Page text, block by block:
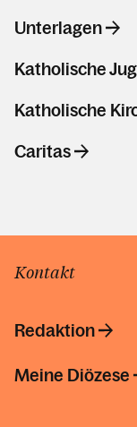
Unterlagen
Katholische
Katholische
Caritas
Kontakt
Redaktion
Meine Diözese